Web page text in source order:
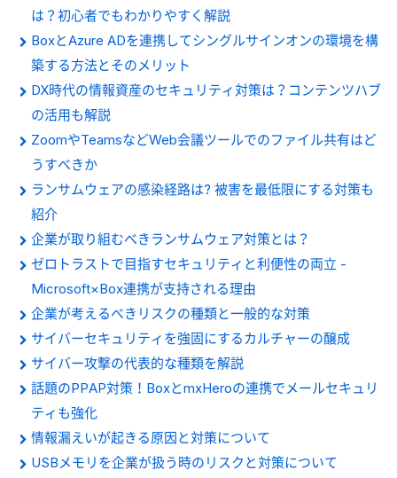
は？初心者でもわかりやすく解説
BoxとAzure ADを連携してシングルサインオンの環境を構
築する方法とそのメリット
DX時代の情報資産のセキュリティ対策は？コンテンツハブ
の活用も解説
ZoomやTeamsなどWeb会議ツールでのファイル共有はど
うすべきか
ランサムウェアの感染経路は? 被害を最低限にする対策も
紹介
企業が取り組むべきランサムウェア対策とは？
ゼロトラストで目指すセキュリティと利便性の両立 -
Microsoft×Box連携が支持される理由
企業が考えるべきリスクの種類と一般的な対策
サイバーセキュリティを強固にするカルチャーの醸成
サイバー攻撃の代表的な種類を解説
話題のPPAP対策！BoxとmxHeroの連携でメールセキュリ
ティも強化
情報漏えいが起きる原因と対策について
USBメモリを企業が扱う時のリスクと対策について